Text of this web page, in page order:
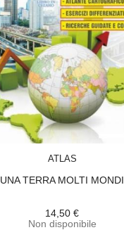
ATLAS
UNA TERRA MOLTI MONDI
14,50 €
Non disponibile